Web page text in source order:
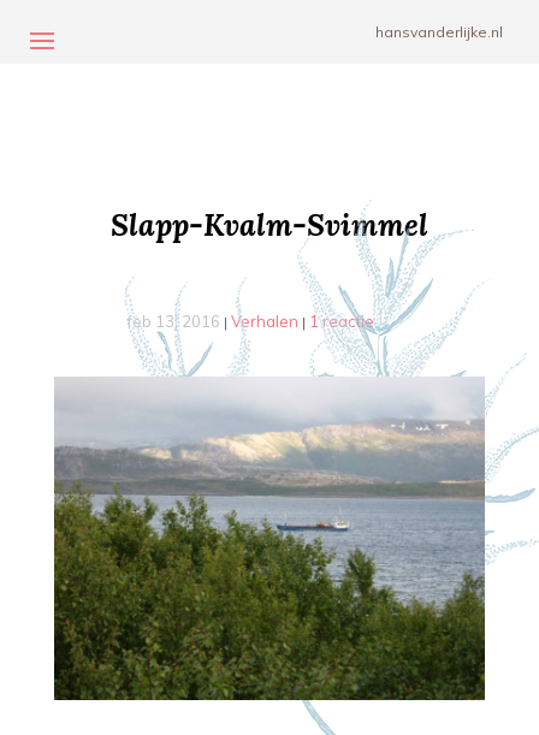
hansvanderlijke.nl
Slapp-Kvalm-Svimmel
feb 13, 2016 |Verhalen | 1 reactie